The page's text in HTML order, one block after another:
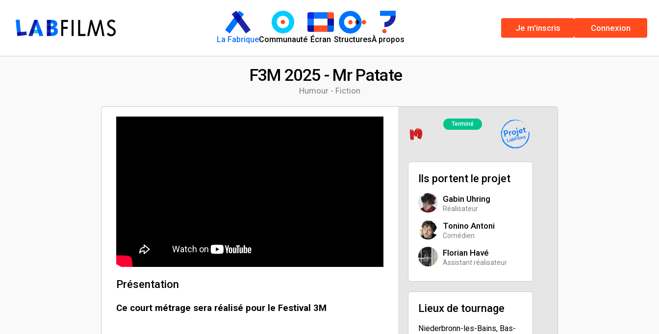
La FabriqueCommunauté Écran StructuresÀ propos
Je m'inscris Connexion
Humour - Fiction
F3M 2025 - Mr Patate
Présentation
Ce court métrage sera réalisé pour le Festival 3M
Terminé
Ils portent le projet
Gabin Uhring
Réalisateur
Tonino Antoni
Comédien
Florian Havé
Assistant réalisateur
Lieux de tournage
Niederbronn-les-Bains, Bas-